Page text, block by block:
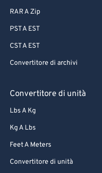
RAR A Zip
PST A EST
CST A EST
Convertitore di archivi
Convertitore di unità
Lbs A Kg
Kg A Lbs
Feet A Meters
Convertitore di unità